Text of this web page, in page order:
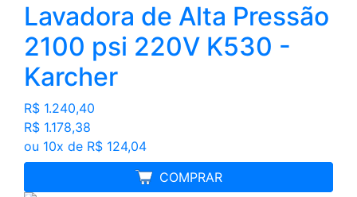
Lavadora de Alta Pressão
2100 psi 220V K530 -
Karcher
R$ 1.240,40
R$ 1.178,38
ou 10x de R$ 124,04
COMPRAR
LANÇAMENTO